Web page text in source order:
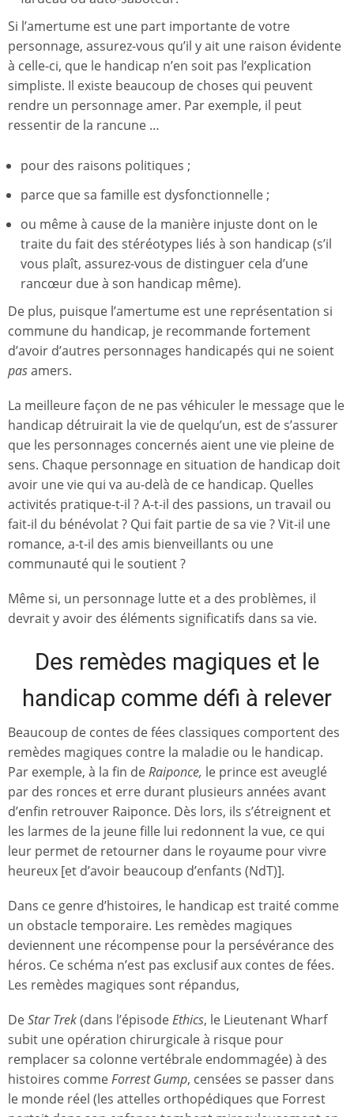
Si l’amertume est une part importante de votre
personnage, assurez-vous qu’il y ait une raison évidente
à celle-ci, que le handicap n’en soit pas l’explication
simpliste. Il existe beaucoup de choses qui peuvent
rendre un personnage amer. Par exemple, il peut
ressentir de la rancune …
pour des raisons politiques ;
parce que sa famille est dysfonctionnelle ;
ou même à cause de la manière injuste dont on le
traite du fait des stéréotypes liés à son handicap (s’il
vous plaît, assurez-vous de distinguer cela d’une
rancœur due à son handicap même).
De plus, puisque l’amertume est une représentation si
commune du handicap, je recommande fortement
d’avoir d’autres personnages handicapés qui ne soient
pasamers.
La meilleure façon de ne pas véhiculer le message que le
handicap détruirait la vie de quelqu’un, est de s’assurer
que les personnages concernés aient une vie pleine de
sens. Chaque personnage en situation de handicap doit
avoir une vie qui va au-delà de ce handicap. Quelles
activités pratique-t-il ? A-t-il des passions, un travail ou
fait-il du bénévolat ? Qui fait partie de sa vie ? Vit-il une
romance, a-t-il des amis bienveillants ou une
communauté qui le soutient ?
Même si, un personnage lutte et a des problèmes, il
devrait y avoir des éléments significatifs dans sa vie.
Des remèdes magiques et le
handicap comme défi à relever
Beaucoup de contes de fées classiques comportent des
remèdes magiques contre la maladie ou le handicap.
Par exemple, à la fin deRaiponce, le prince est aveuglé
par des ronces et erre durant plusieurs années avant
d’enfin retrouver Raiponce. Dès lors, ils s’étreignent et
les larmes de la jeune fille lui redonnent la vue, ce qui
leur permet de retourner dans le royaume pour vivre
heureux [et d’avoir beaucoup d’enfants (NdT)].
Dans ce genre d’histoires, le handicap est traité comme
un obstacle temporaire. Les remèdes magiques
deviennent une récompense pour la persévérance des
héros. Ce schéma n’est pas exclusif aux contes de fées.
Les remèdes magiques sont répandus,
DeStar Trek(dans l’épisodeEthics, le Lieutenant Wharf
subit une opération chirurgicale à risque pour
remplacer sa colonne vertébrale endommagée) à des
histoires commeForrest Gump, censées se passer dans
le monde réel (les attelles orthopédiques que Forrest